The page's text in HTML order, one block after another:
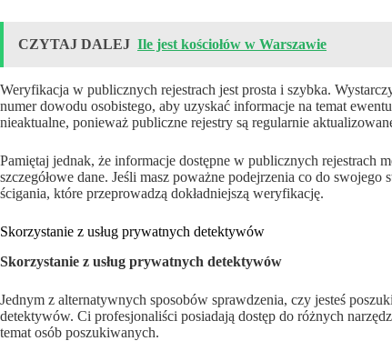
CZYTAJ DALEJ Ile jest kościołów w Warszawie
Weryfikacja w publicznych rejestrach jest prosta i szybka.
numer dowodu osobistego, aby uzyskać informacje na temat
nieaktualne, ponieważ publiczne rejestry są regularnie
Pamiętaj jednak, że informacje dostępne w publicznych rejestrach
szczegółowe dane. Jeśli masz poważne podejrzenia co do
ścigania, które przeprowadzą dokładniejszą weryfikację.
Skorzystanie z usług prywatnych detektywów
Skorzystanie z usług prywatnych detektywów
Jednym z alternatywnych sposobów sprawdzenia, czy jesteś
detektywów. Ci profesjonaliści posiadają dostęp do różnych
temat osób poszukiwanych.